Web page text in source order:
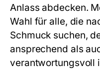
Anlass abdecken.
Wahl für alle, die
Schmuck suchen,
ansprechend als
verantwortungsvoll